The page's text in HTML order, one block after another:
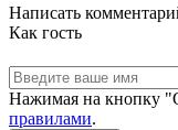
Написать
Как гость
Нажимая на кнопку
правилами.